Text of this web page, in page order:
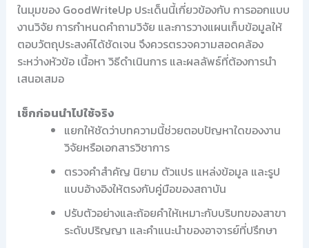
ในมุมของ GoodWriteUp ประเด็นนี้เกี่ยวข้องกับ การออกแบบ
งานวิจัย การกำหนดคำถามวิจัย และการวางแผนเก็บข้อมูลให้
ตอบวัตถุประสงค์ได้ชัดเจน จึงควรตรวจความสอดคล้อง
ระหว่างหัวข้อ เนื้อหา วิธีดำเนินการ และผลลัพธ์ที่ต้องการนำ
เสนอเสมอ
เช็กก่อนนำไปใช้จริง
แยกให้ชัดว่าบทความนี้ช่วยตอบปัญหาใดของงาน
วิจัยหรือเอกสารวิชาการ
ตรวจคำสำคัญ นิยาม ตัวแปร แหล่งข้อมูล และรูป
แบบอ้างอิงให้ตรงกับคู่มือของสถาบัน
ปรับตัวอย่างและถ้อยคำให้เหมาะกับบริบทของสาขา
ระดับปริญญา และคำแนะนำของอาจารย์ที่ปรึกษา